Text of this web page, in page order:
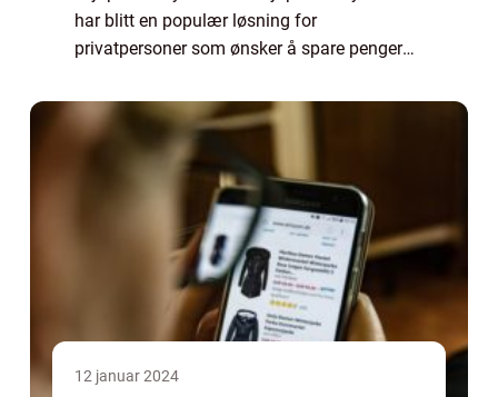
har blitt en populær løsning for
privatpersoner som ønsker å spare penger
ikke er tilgjengelige i hjem...
12 januar 2024